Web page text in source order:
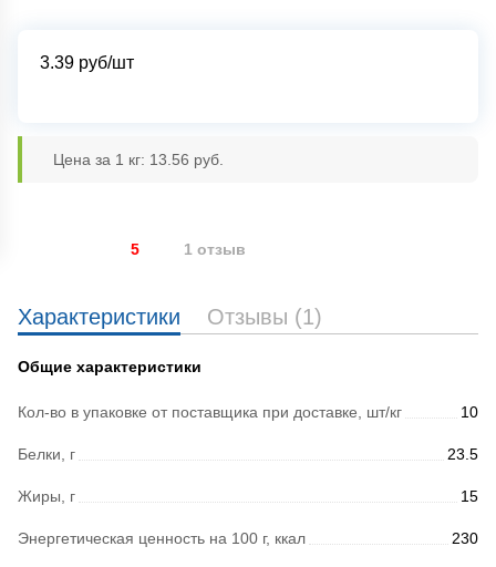
3.39 руб/шт
Цена за 1 кг: 13.56 руб.
Характеристики Отзывы (1)
Общие характеристики
Кол-во в упаковке от поставщика при доставке, шт/кг 10
Белки, г 23.5
Жиры, г 15
Энергетическая ценность на 100 г, ккал 230
5 1 отзыв